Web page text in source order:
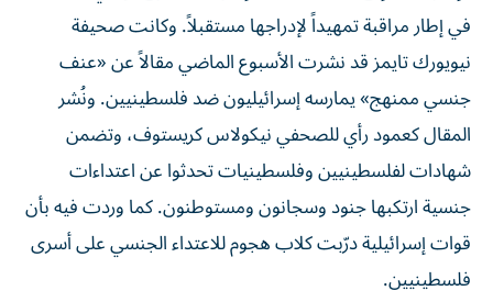
في إطار مراقبة تمهيداً لإدراجها مستقبلاً. وكانت صحيفة
نيويورك تايمز قد نشرت الأسبوع الماضي مقالاً عن «عنف
جنسي ممنهج» يمارسه إسرائيليون ضد فلسطينيين. ونُشر
المقال كعمود رأي للصحفي نيكولاس كريستوف، وتضمن
شهادات لفلسطينيين وفلسطينيات تحدثوا عن اعتداءات
جنسية ارتكبها جنود وسجانون ومستوطنون. كما وردت فيه بأن
قوات إسرائيلية درّبت كلاب هجوم للاعتداء الجنسي على أسرى
فلسطينيين.